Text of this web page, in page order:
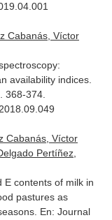
Cabanás, Víctor
availability indices.
368-374.
Cabanás, Víctor
Pertíñez,
E contents of milk in
pastures as
En: Journal